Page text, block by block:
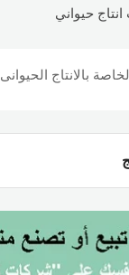
حيواني
بالانتاج الحيوانى